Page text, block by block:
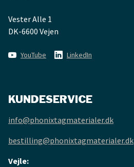
Vester Alle 1
DK-6600 Vejen
YouTube LinkedIn
KUNDESERVICE
info@phonixtagmaterialer.dk
bestilling@phonixtagmaterialer.dk
Vejle: